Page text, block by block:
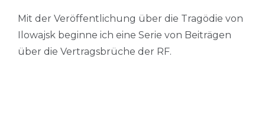
Mit der Veröffentlichung über die Tragödie von
Ilowajsk beginne ich eine Serie von Beiträgen
über die Vertragsbrüche der RF.